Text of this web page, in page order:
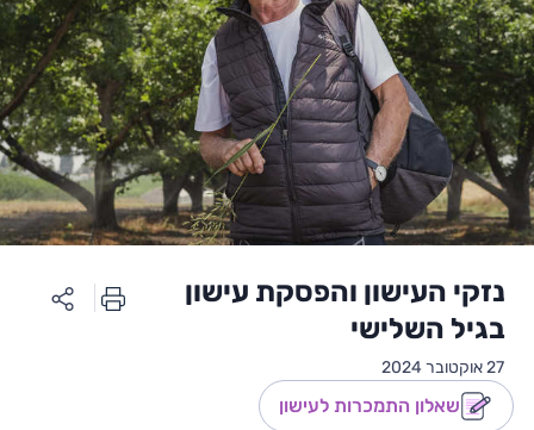
נזקי העישון והפסקת עישון
בגיל השלישי
27 אוקטובר 2024
שאלון התמכרות לעישון